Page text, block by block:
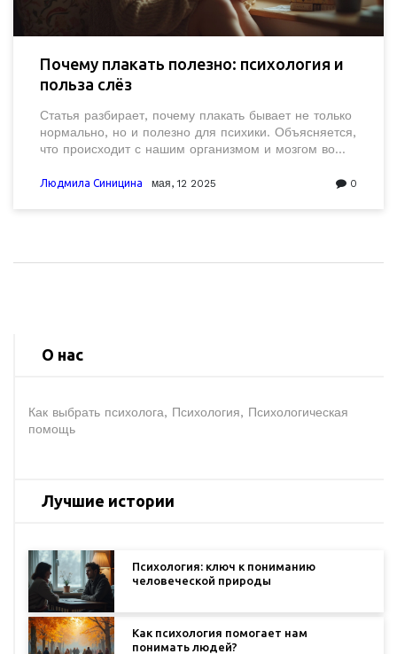
Почему плакать полезно: психология и
польза слёз
Статья разбирает, почему плакать бывает не только
нормально, но и полезно для психики. Объясняется,
что происходит с нашим организмом и мозгом во
практические советы, как распознать свои эмоции и
Людмила Синицина мая, 12 2025 0
О нас
Как выбрать психолога, Психология, Психологическая
помощь
Лучшие истории
Психология: ключ к пониманию
человеческой природы
Как психология помогает нам
понимать людей?